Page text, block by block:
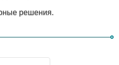
решения.